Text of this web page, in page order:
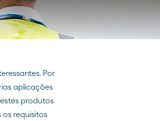
Por
aplicações
produtos
requisitos